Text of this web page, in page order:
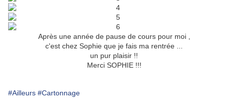
Après une année de pause de cours pour moi ,
c'est chez Sophie que je fais ma rentrée ...
un pur plaisir !!
Merci SOPHIE !!!
#Ailleurs #Cartonnage